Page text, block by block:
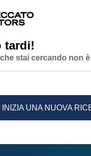
tardi!
stai cercando non
INIZIA UNA NUOVA